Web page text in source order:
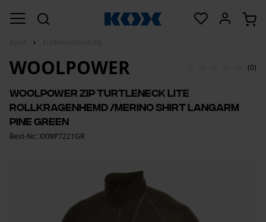
WOOLPOWER (0)
Woolpower Zip Turtleneck Lite
Rollkragenhemd /Merino Shirt Langarm
pine green
Best-Nr.: XXWP7221GR